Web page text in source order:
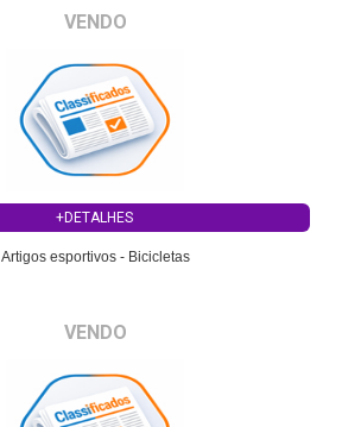
VENDO
+DETALHES
Artigos esportivos - Bicicletas
VENDO